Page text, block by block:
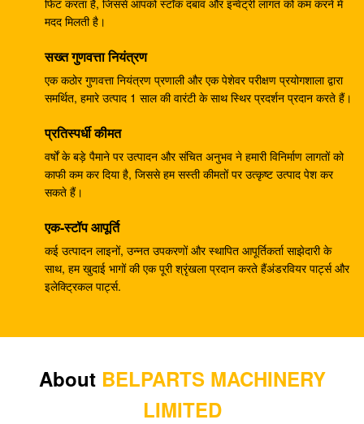
पायलट पंप 708-23-04014 कोमात्सु के लिए
YA00000734
खुदाई PC40MR-2 हाइड्रोलिक मुख्य नियंत्रण वाल्व 1001-5500
ZX300 . के लिए HPV145G प्रेशर पंप रेगुलेटर ९१९५२४३
Belparts ZX200 HPV0102 हाइड्रोलिक पंप नियामक
9181608
खुदाई करने वाला E304CR स्विंग मोटर परख E304 हाइड्रोलिक
स्विंग कमी परख
210Kg SK250 खुदाई नियंत्रण वाल्व B44014B KMX15YD
9122781
हिताची खुदाई EX200 HPV116 रेगुलेटर स्पेयर पार्ट्स
मदद मिलती है।
सख्त गुणवत्ता नियंत्रण
एक कठोर गुणवत्ता नियंत्रण प्रणाली और एक पेशेवर परीक्षण प्रयोगशाला द्वारा
समर्थित, हमारे उत्पाद 1 साल की वारंटी के साथ स्थिर प्रदर्शन प्रदान करते हैं।
प्रतिस्पर्धी कीमत
वर्षों के बड़े पैमाने पर उत्पादन और संचित अनुभव ने हमारी विनिर्माण लागतों को
काफी कम कर दिया है, जिससे हम सस्ती कीमतों पर उत्कृष्ट उत्पाद पेश कर
सकते हैं।
एक-स्टॉप आपूर्ति
कई उत्पादन लाइनों, उन्नत उपकरणों और स्थापित आपूर्तिकर्ता साझेदारी के
साथ, हम खुदाई भागों की एक पूरी श्रृंखला प्रदान करते हैंअंडरवियर पार्ट्स और
इलेक्ट्रिकल पार्ट्स.
About BELPARTS MACHINERY
LIMITED